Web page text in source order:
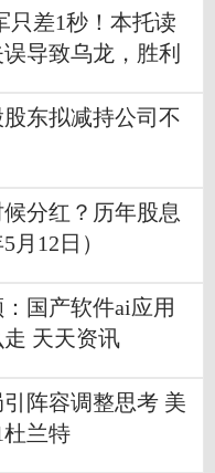
只差1秒！本托读
导致乌龙，胜利
东拟减持公司不
分红？历年股息
月12日）
国产软件ai应用
天天资讯
阵容调整思考 美
兰特